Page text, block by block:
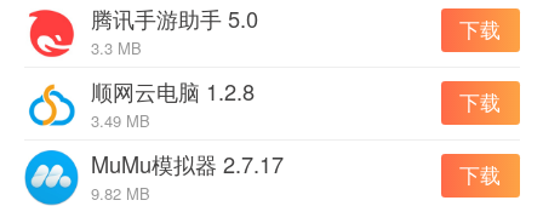
腾讯手游助手 5.0
3.3 MB
下载
顺网云电脑 1.2.8
3.49 MB
下载
MuMu模拟器 2.7.17
9.82 MB
下载